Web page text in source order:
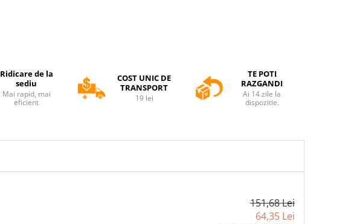
Ridicare de la
sediu
Mai rapid, mai
eficient
COST UNIC DE
TRANSPORT
19 lei
TE POTI
RAZGANDI
Ai 14 zile la
dispozitie.
151,68 Lei
64,35 Lei